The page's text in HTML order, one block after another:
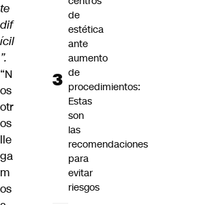
te
dif
ícil
”.
“N
os
otr
os
lle
ga
m
os
de
estética
ante
aumento
de
procedimientos:
Estas
son
las
recomendaciones
para
evitar
riesgos